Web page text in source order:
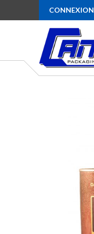
CONNEXION